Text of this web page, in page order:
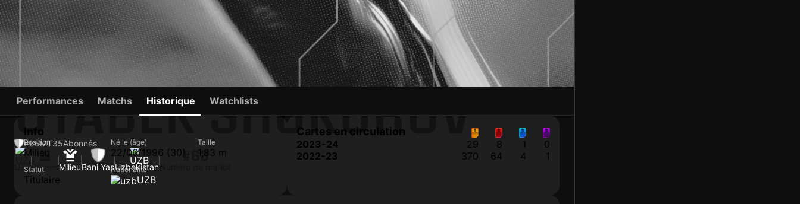
OTABEK SHUKUROV
#55MT35Abonnés
UZB30 ans MilieuBani YasUzbekistan
#63
Performances Matchs Historique Watchlists
Info
Position
Milieu
Né le (âge)
22/06/1996 (30)
Taille
1,83 m
Statut
Titulaire
Nationalité
UZB
Cartes en circulation
2023-24 29 8 1
0
2022-23
370 64 4 1